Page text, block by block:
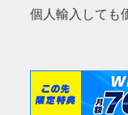
個人輸入しても